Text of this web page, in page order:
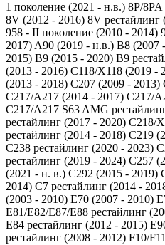
1 поколение (2021 - н.в.) 8P/
8V (2012 - 2016) 8V рестайлинг
958 - II поколение (2010 - 2014)
2017) A90 (2019 - н.в.) B8 (2007
2015) B9 (2015 - 2020) B9
(2013 - 2016) C118/X118 (2019 -
(2013 - 2018) C207 (2009 - 2013)
C217/A217 (2014 - 2017) C217/
C217/A217 S63 AMG
рестайлинг (2017 - 2020) C218/
рестайлинг (2014 - 2018) C219
C238 рестайлинг (2020 - 2023)
рестайлинг (2019 - 2024) C257
(2021 - н. в.) C292 (2015 - 2019)
2014) C7 рестайлинг (2014 -
(2003 - 2010) E70 (2007 - 2010)
E81/E82/E87/E88 рестайлинг
E84 рестайлинг (2012 - 2015)
рестайлинг (2008 - 2012) F10/